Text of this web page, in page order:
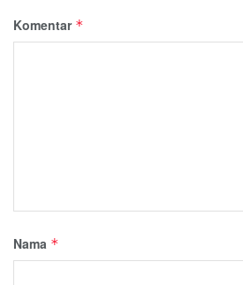
Komentar *
Nama *